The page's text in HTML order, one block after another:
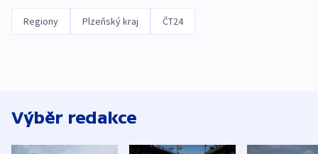
Regiony Plzeňský kraj ČT24
Výběr redakce